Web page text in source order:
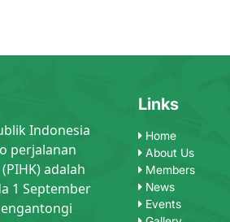
Indonesia
perjalanan
adalah
1 September
Links
Home
About Us
Members
News
Events